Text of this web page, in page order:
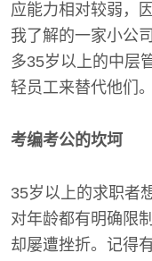
应能力相对较弱，
我了解的一家小公
多35岁以上的中层
轻员工来替代他们。
考编考公的坎坷
35岁以上的求职者
对年龄都有明确限
却屡遭挫折。记得